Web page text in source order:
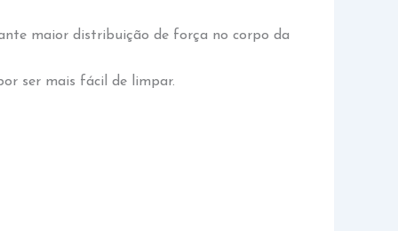
maior distribuição de força no corpo da
ser mais fácil de limpar.